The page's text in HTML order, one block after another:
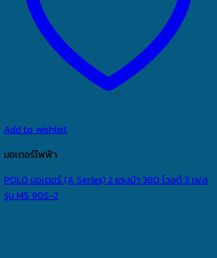
Add to wishlist
มอเตอร์ไฟฟ้า
POLO มอเตอร์ (A Series) 2 แรงม้า 380 โวลต์ 3 เฟส
รุ่น MS 90S-2